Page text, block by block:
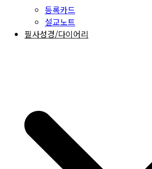
등록카드
설교노트
필사성경/다이어리